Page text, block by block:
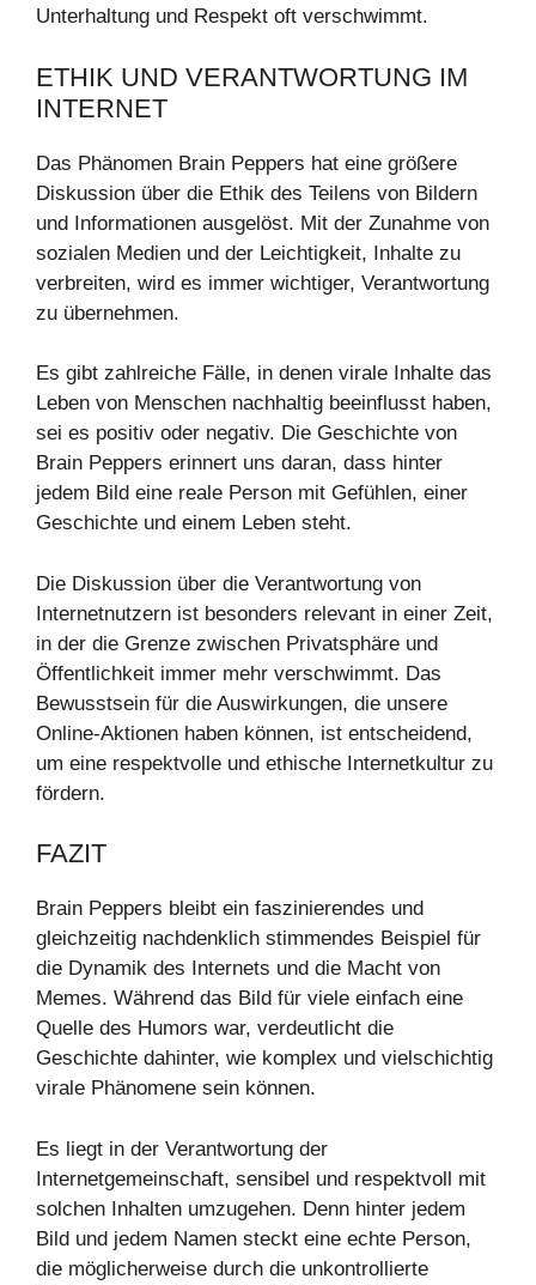
Unterhaltung und Respekt oft verschwimmt.
ETHIK UND VERANTWORTUNG IM
INTERNET
Das Phänomen Brain Peppers hat eine größere
Diskussion über die Ethik des Teilens von Bildern
und Informationen ausgelöst. Mit der Zunahme von
sozialen Medien und der Leichtigkeit, Inhalte zu
verbreiten, wird es immer wichtiger, Verantwortung
zu übernehmen.
Es gibt zahlreiche Fälle, in denen virale Inhalte das
Leben von Menschen nachhaltig beeinflusst haben,
sei es positiv oder negativ. Die Geschichte von
Brain Peppers erinnert uns daran, dass hinter
jedem Bild eine reale Person mit Gefühlen, einer
Geschichte und einem Leben steht.
Die Diskussion über die Verantwortung von
Internetnutzern ist besonders relevant in einer Zeit,
in der die Grenze zwischen Privatsphäre und
Öffentlichkeit immer mehr verschwimmt. Das
Bewusstsein für die Auswirkungen, die unsere
Online-Aktionen haben können, ist entscheidend,
um eine respektvolle und ethische Internetkultur zu
fördern.
FAZIT
Brain Peppers bleibt ein faszinierendes und
gleichzeitig nachdenklich stimmendes Beispiel für
die Dynamik des Internets und die Macht von
Memes. Während das Bild für viele einfach eine
Quelle des Humors war, verdeutlicht die
Geschichte dahinter, wie komplex und vielschichtig
virale Phänomene sein können.
Es liegt in der Verantwortung der
Internetgemeinschaft, sensibel und respektvoll mit
solchen Inhalten umzugehen. Denn hinter jedem
Bild und jedem Namen steckt eine echte Person,
die möglicherweise durch die unkontrollierte